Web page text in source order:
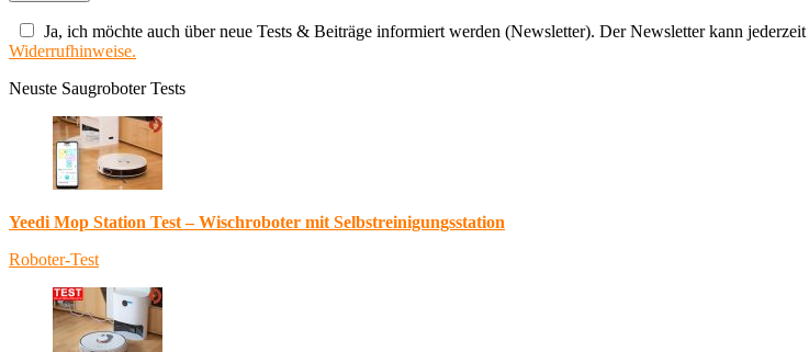
Ja, ich möchte auch über neue Tests & Beiträge informiert werden (Newsletter). Der Newsletter kann
Widerrufhinweise.
Neuste Saugroboter Tests
Yeedi Mop Station Test – Wischroboter mit Selbstreinigungsstation
Roboter-Test